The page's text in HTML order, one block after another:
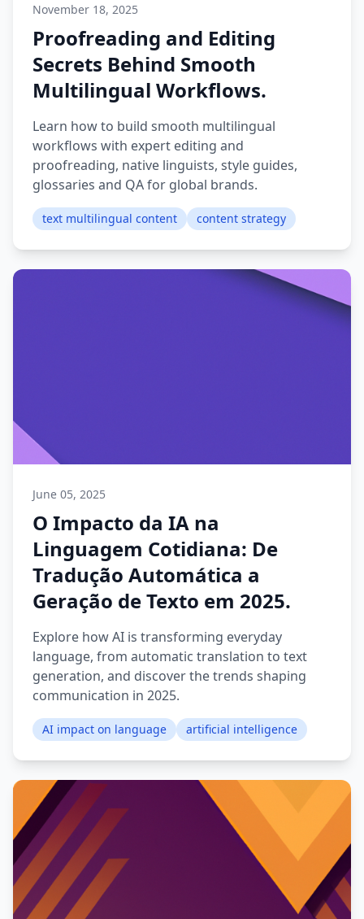
November 18, 2025
Proofreading and Editing
Secrets Behind Smooth
Multilingual Workflows.
Learn how to build smooth multilingual
workflows with expert editing and
proofreading, native linguists, style guides,
glossaries and QA for global brands.
text multilingual content content strategy
June 05, 2025
O Impacto da IA na
Linguagem Cotidiana: De
Tradução Automática a
Geração de Texto em 2025.
Explore how AI is transforming everyday
language, from automatic translation to text
generation, and discover the trends shaping
communication in 2025.
AI impact on language artificial intelligence